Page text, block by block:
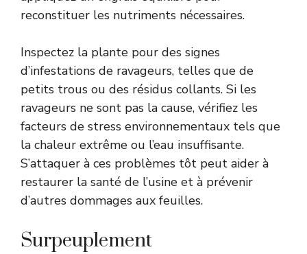
reconstituer les nutriments nécessaires.
Inspectez la plante pour des signes
d’infestations de ravageurs, telles que de
petits trous ou des résidus collants. Si les
ravageurs ne sont pas la cause, vérifiez les
facteurs de stress environnementaux tels que
la chaleur extrême ou l’eau insuffisante.
S’attaquer à ces problèmes tôt peut aider à
restaurer la santé de l’usine et à prévenir
d’autres dommages aux feuilles.
Surpeuplement